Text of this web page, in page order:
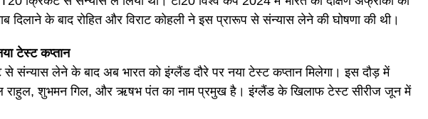
दिलाने के बाद रोहित और विराट कोहली ने इस प्रारूप से संन्यास लेने की घोषणा की थी।
टेस्ट कप्तान
संन्यास लेने के बाद अब भारत को इंग्लैंड दौरे पर नया टेस्ट कप्तान मिलेगा। इस दौड़ में
राहुल, शुभमन गिल, और ऋषभ पंत का नाम प्रमुख है। इंग्लैंड के खिलाफ टेस्ट सीरीज जून में